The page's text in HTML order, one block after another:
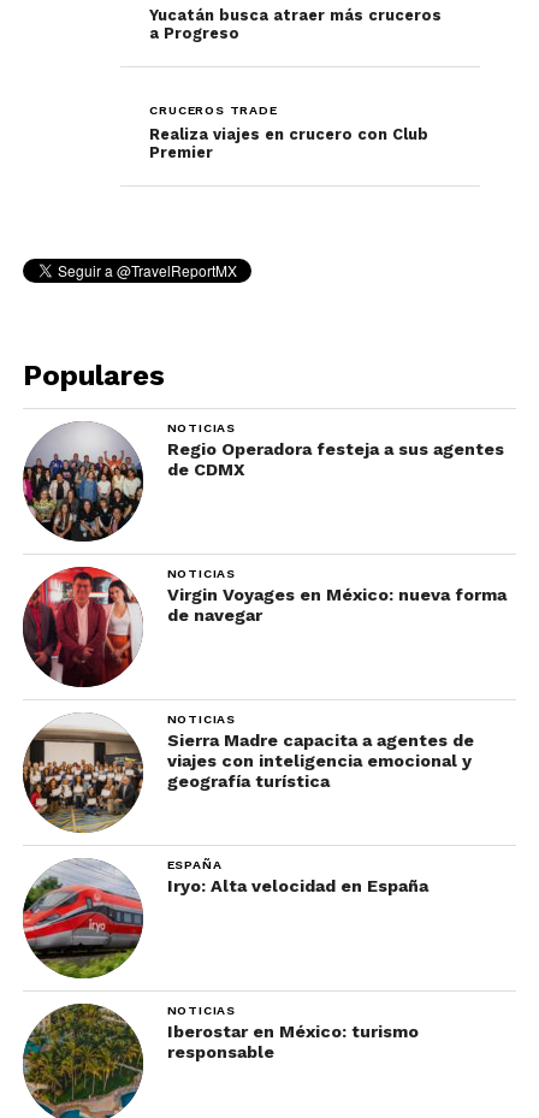
Yucatán busca atraer más cruceros
a Progreso
CRUCEROS TRADE
Realiza viajes en crucero con Club
Premier
Populares
NOTICIAS
Regio Operadora festeja a sus agentes
de CDMX
NOTICIAS
Virgin Voyages en México: nueva forma
de navegar
NOTICIAS
Sierra Madre capacita a agentes de
viajes con inteligencia emocional y
geografía turística
ESPAÑA
Iryo: Alta velocidad en España
NOTICIAS
Iberostar en México: turismo
responsable